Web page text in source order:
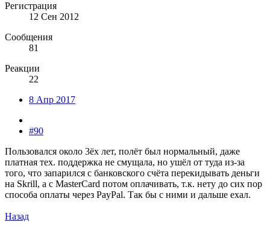
Регистрация
12 Сен 2012
Сообщения
81
Реакции
22
8 Апр 2017
#90
Пользовался около 3ёх лет, полёт был нормальный, даже
платная тех. поддержка не смущала, но ушёл от туда из-за
того, что запарился с банковского счёта перекидывать деньги
на Skrill, а с MasterCard потом оплачивать, т.к. нету до сих пор
способа оплаты через PayPal. Так бы с ними и дальше ехал.
Назад